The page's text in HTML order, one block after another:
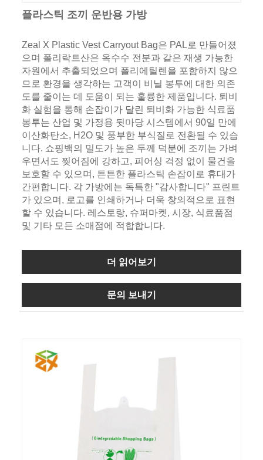
플라스틱 조끼 운반용 가방
Zeal X Plastic Vest Carryout Bag은 PAL로 만들어졌
으며 폴리락트산은 옥수수 전분과 같은 재생 가능한
자원에서 추출되었으며 폴리에틸렌을 포함하지 않으
므로 환경을 생각하는 고객이 비닐 봉투에 대한 의존
도를 줄이는 데 도움이 되는 훌륭한 제품입니다. 퇴비
화 실험을 통해 손잡이가 달린 퇴비화 가능한 식료품
봉투는 산업 및 가정용 뒷마당 시스템에서 90일 만에
이산화탄소, H2O 및 풍부한 부식질로 전환될 수 있습
니다. 쇼핑백의 밀도가 높은 두께 덕분에 조끼는 가벼
우면서도 찢어짐에 강하고, 피어싱 걱정 없이 물건을
보호할 수 있으며, 튼튼한 플라스틱 손잡이로 휴대가
간편합니다. 각 가방에는 독특한 "감사합니다" 프린트
가 있으며, 로고를 인쇄하거나 더욱 창의적으로 표현
할 수 있습니다. 레스토랑, 슈퍼마켓, 시장, 식료품점
및 기타 모든 소매점에 적합합니다.
더 읽어보기
문의 보내기